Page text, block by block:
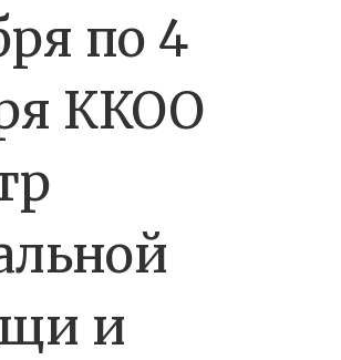
по 4
ККОО
и